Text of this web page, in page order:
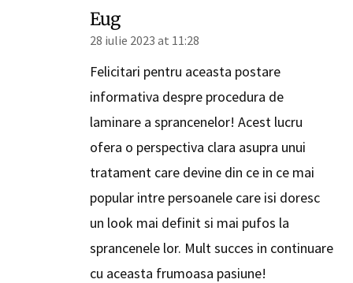
Eug
28 iulie 2023 at 11:28
Felicitari pentru aceasta postare
informativa despre procedura de
laminare a sprancenelor! Acest lucru
ofera o perspectiva clara asupra unui
tratament care devine din ce in ce mai
popular intre persoanele care isi doresc
un look mai definit si mai pufos la
sprancenele lor. Mult succes in continuare
cu aceasta frumoasa pasiune!